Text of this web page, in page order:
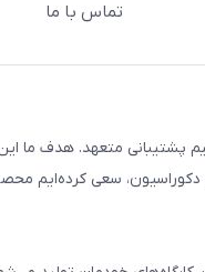
تماس با ما
پشتیبانی متعهد. هدف ما
سعی کرده‌ایم